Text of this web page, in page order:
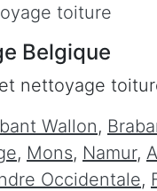
toiture
Belgique
nettoyage
Wallon,
, Mons, Namur,
Occidentale,